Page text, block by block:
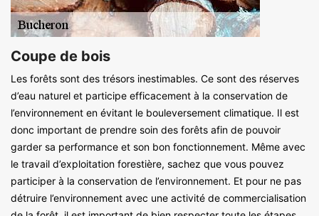
Coupe de bois
Les forêts sont des trésors inestimables. Ce sont des réserves
d’eau naturel et participe efficacement à la conservation de
l’environnement en évitant le bouleversement climatique. Il est
donc important de prendre soin des forêts afin de pouvoir
garder sa performance et son bon fonctionnement. Même avec
le travail d’exploitation forestière, sachez que vous pouvez
participer à la conservation de l’environnement. Et pour ne pas
détruire l’environnement avec une activité de commercialisation